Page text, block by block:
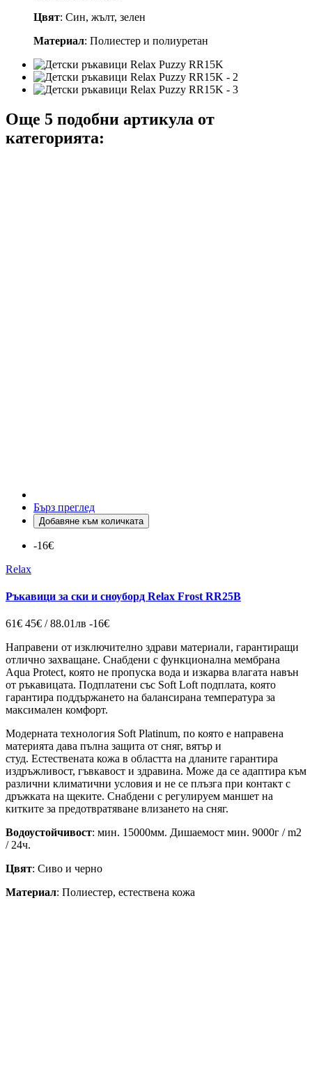
Цвят: Син, жълт, зелен
Материал: Полиестер и полиуретан
Още 5 подобни артикула от
категорията:
Бърз преглед
Добавяне към количката
-16€
Relax
Ръкавици за ски и сноуборд Relax Frost RR25B
61€ 45€ / 88.01лв -16€
Направени от изключително здрави материали, гарантиращи
отлично захващане. Снабдени с функционална мембрана
Aqua Protect, която не пропуска вода и изкарва влагата навън
от ръкавицата. Подплатени със Soft Loft подплата, която
гарантира поддържането на балансирана температура за
максимален комфорт.
Модерната технология Soft Platinum, по която е направена
материята дава пълна защита от сняг, вятър и
студ. Естествената кожа в областта на дланите гарантира
издръжливост, гъвкавост и здравина. Може да се адаптира към
различни климатични условия и не се плъзга при контакт с
дръжката на щеките. Снабдени с регулируем маншет на
китките за предотвратяване влизането на сняг.
Водоустойчивост: мин. 15000мм. Дишаемост мин. 9000г / m2
/ 24ч.
Цвят: Сиво и черно
Материал: Полиестер, естествена кожа